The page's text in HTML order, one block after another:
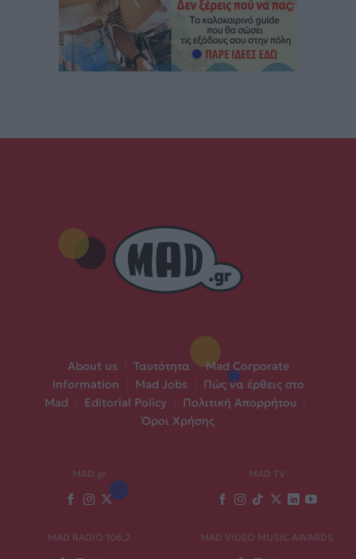
About us Ταυτότητα | Mad Corporate
Information
Mad Jobs
Πώς να έρθεις στο
Mad
Editorial Policy Πολιτική Απορρήτου
Όροι Χρήσης
MAD.gr MAD TV
MAD RADIO 106,2 MAD VIDEO MUSIC AWARDS